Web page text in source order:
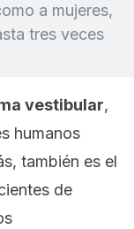
a mujeres,
tres veces
vestibular,
humanos
también es el
de